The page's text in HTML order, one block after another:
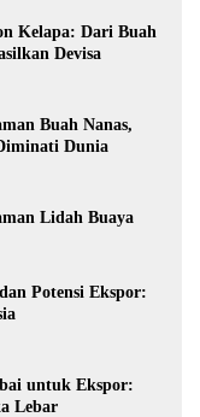
Kelapa: Dari Buah
Devisa
Buah Nanas,
Dunia
Lidah Buaya
Potensi Ekspor:
untuk Ekspor:
Lebar